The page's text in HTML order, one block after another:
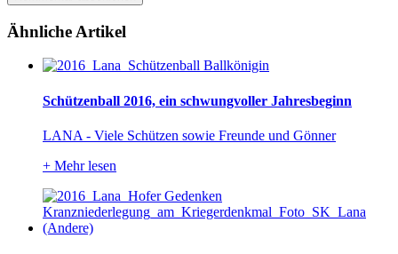
Ähnliche Artikel
Schützenball 2016, ein schwungvoller Jahresbeginn
LANA - Viele Schützen sowie Freunde und Gönner
+ Mehr lesen